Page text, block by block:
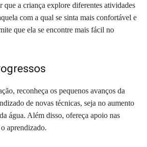
que a criança explore diferentes atividades
com a qual se sinta mais confortável e
que ela se encontre mais fácil no
reconheça os pequenos avanços da
de novas técnicas, seja no aumento
água. Além disso, ofereça apoio nas
aprendizado.